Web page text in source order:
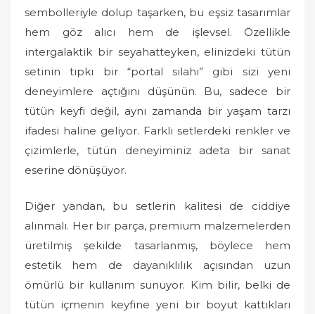
sembolleriyle dolup taşarken, bu eşsiz tasarımlar
hem göz alıcı hem de işlevsel. Özellikle
intergalaktik bir seyahatteyken, elinizdeki tütün
setinin tıpkı bir “portal silahı” gibi sizi yeni
deneyimlere açtığını düşünün. Bu, sadece bir
tütün keyfi değil, aynı zamanda bir yaşam tarzı
ifadesi haline geliyor. Farklı setlerdeki renkler ve
çizimlerle, tütün deneyiminiz adeta bir sanat
eserine dönüşüyor.
Diğer yandan, bu setlerin kalitesi de ciddiye
alınmalı. Her bir parça, premium malzemelerden
üretilmiş şekilde tasarlanmış, böylece hem
estetik hem de dayanıklılık açısından uzun
ömürlü bir kullanım sunuyor. Kim bilir, belki de
tütün içmenin keyfine yeni bir boyut kattıkları